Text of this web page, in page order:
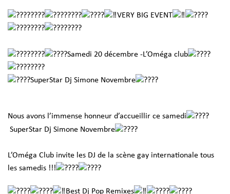
VERY BIG EVENT
Samedi 20 décembre -L’Oméga club
SuperStar Dj Simone Novembre
Nous avons l’immense honneur d’accueillir ce samedi
SuperStar Dj Simone Novembre
L’Oméga Club invite les DJ de la scène gay internationale tous
les samedis !!!
Best Dj Pop Remixes